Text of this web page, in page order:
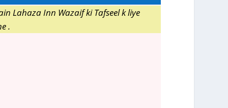
Lahaza Inn Wazaif ki Tafseel k liye
.